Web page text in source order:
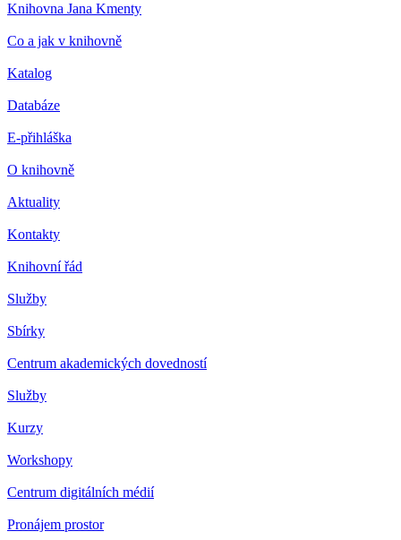
Knihovna Jana Kmenty
Co a jak v knihovně
Katalog
Databáze
E-přihláška
O knihovně
Aktuality
Kontakty
Knihovní řád
Služby
Sbírky
Centrum akademických dovedností
Služby
Kurzy
Workshopy
Centrum digitálních médií
Pronájem prostor